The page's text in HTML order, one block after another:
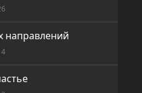
направлений